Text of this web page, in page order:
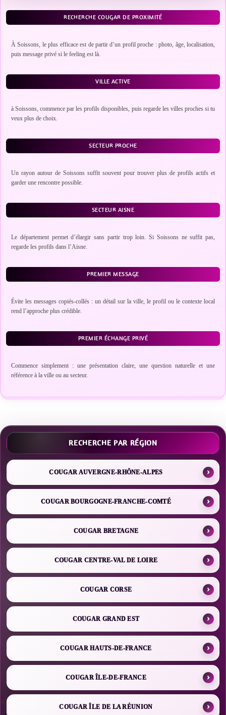
RECHERCHE COUGAR DE PROXIMITÉ
À Soissons, le plus efficace est de partir d’un profil proche : photo, âge, localisation,
puis message privé si le feeling est là.
VILLE ACTIVE
à Soissons, commence par les profils disponibles, puis regarde les villes proches si tu
veux plus de choix.
SECTEUR PROCHE
Un rayon autour de Soissons suffit souvent pour trouver plus de profils actifs et
garder une rencontre possible.
SECTEUR AISNE
Le département permet d’élargir sans partir trop loin. Si Soissons ne suffit pas,
regarde les profils dans l’Aisne.
PREMIER MESSAGE
Évite les messages copiés-collés : un détail sur la ville, le profil ou le contexte local
rend l’approche plus crédible.
PREMIER ÉCHANGE PRIVÉ
Commence simplement : une présentation claire, une question naturelle et une
référence à la ville ou au secteur.
RECHERCHE PAR RÉGION
COUGAR AUVERGNE-RHÔNE-ALPES
COUGAR BOURGOGNE-FRANCHE-COMTÉ
COUGAR BRETAGNE
COUGAR CENTRE-VAL DE LOIRE
COUGAR CORSE
COUGAR GRAND EST
COUGAR HAUTS-DE-FRANCE
COUGAR ÎLE-DE-FRANCE
COUGAR ÎLE DE LA RÉUNION